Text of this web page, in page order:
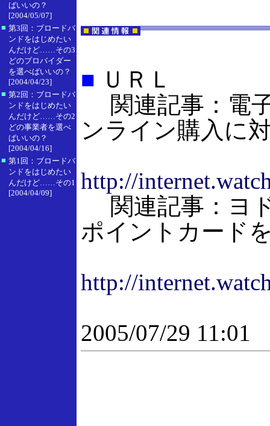
ばいいの？
[2004/05/07]
■ 第3回：ブロードバ
ンドをはじめたい
んだけど……その3
どのプロバイダー
を選べばいいの？
[2004/04/23]
■ 第2回：ブロードバ
ンドをはじめたい
んだけど……その2
どの事業者を選べ
ばいいの？
[2004/04/16]
■ 第1回：ブロードバ
ンドをはじめたい
んだけど……その1
[2004/04/09]
■ ＵＲＬ
関連記事：電
ンライン購入に
http://
関連記事：ヨ
ポイントカード
http://
2005/07/29 11:01